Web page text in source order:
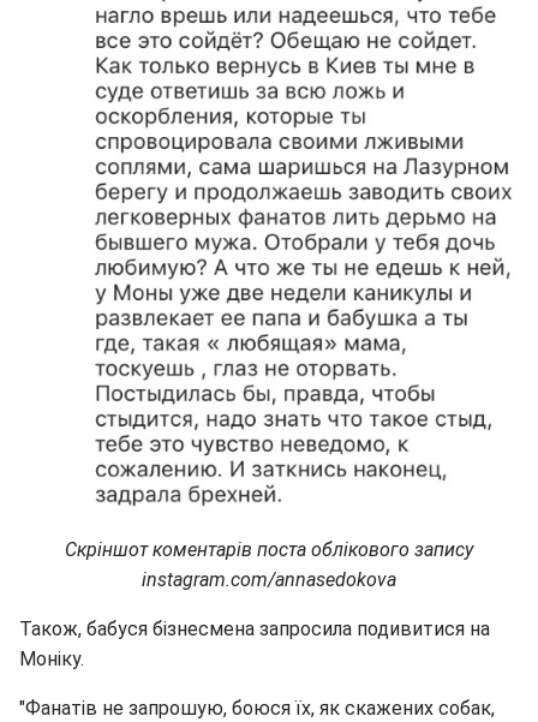
Скріншот коментарів поста облікового запису
instagram.com/annasedokova
Також, бабуся бізнесмена запросила подивитися на
Моніку.
"Фанатів не запрошую, боюся їх, як скажених собак,